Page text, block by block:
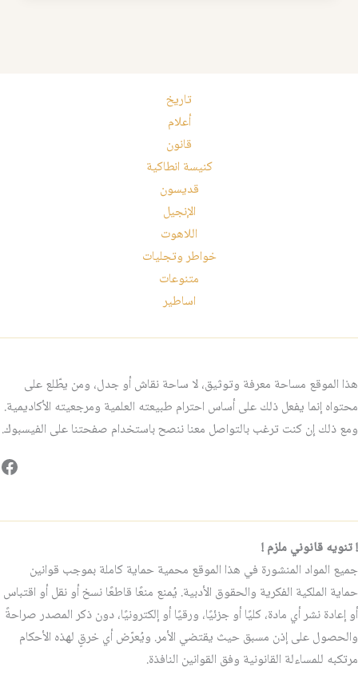
تاريخ
أعلام
قانون
كنيسة انطاكية
قديسون
الإنجيل
اللاهوت
خواطر وتجليات
متنوعات
اساطير
هذا الموقع مساحة معرفة وتوثيق، لا ساحة نقاش أو جدل، ومن يطّلع على
محتواه إنما يفعل ذلك على أساس احترام طبيعته العلمية ومرجعيته الأكاديمية.
ومع ذلك إن كنت ترغب بالتواصل معنا ننصح باستخدام صفحتنا على الفيسبوك.
! تنويه قانوني ملزم !
جميع المواد المنشورة في هذا الموقع محمية حماية كاملة بموجب قوانين
حماية الملكية الفكرية والحقوق الأدبية. يُمنع منعًا قاطعًا نسخ أو نقل أو اقتباس
أو إعادة نشر أي مادة، كليًا أو جزئيًا، ورقيًا أو إلكترونيًا، دون ذكر المصدر صراحةً
والحصول على إذن مسبق حيث يقتضي الأمر. ويُعرّض أي خرقٍ لهذه الأحكام
مرتكبه للمساءلة القانونية وفق القوانين النافذة.